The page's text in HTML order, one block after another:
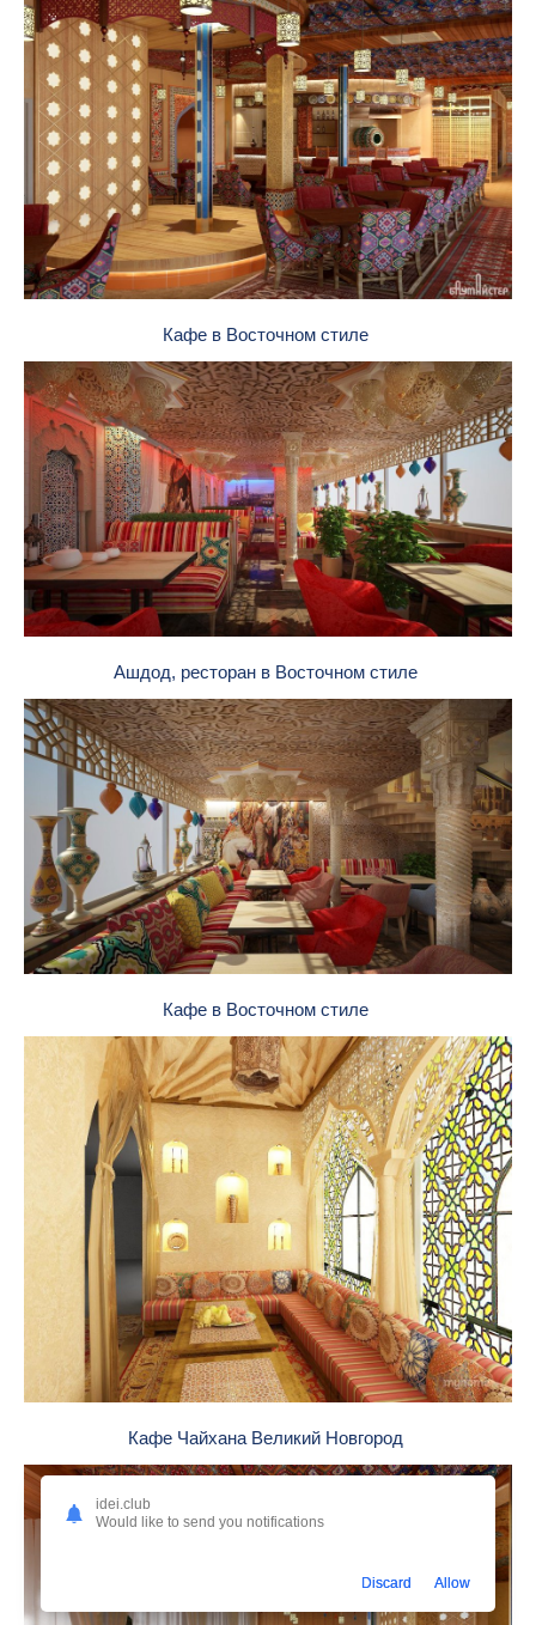
Кафе в Восточном стиле
Ашдод, ресторан в Восточном стиле
Кафе в Восточном стиле
Кафе Чайхана Великий Новгород
idei.club
Would like to send you notifications
Discard Allow